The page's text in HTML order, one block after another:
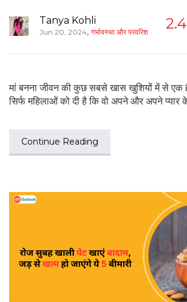
Tanya Kohli
Jun 20, 2024, गर्भावस्था और परवरिश
मां बनना जीवन की कुछ सबसे खास खुशियों में से एक
सिर्फ महिलाओं को दी है कि वो अपने और अपने प्यार
Continue Reading